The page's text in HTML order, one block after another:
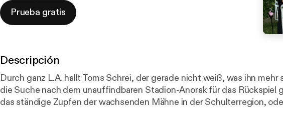
Prueba gratis
Descripción
Durch ganz L.A. hallt Toms Schrei, der gerade nicht weiß, was ihn mehr
die Suche nach dem unauffindbaren Stadion-Anorak für das Rückspiel
das ständige Zupfen der wachsenden Mähne in der Schulterregion,